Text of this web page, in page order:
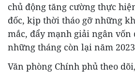
chủ động tăng cường thực
đốc, kịp thời tháo gỡ những
mắc, đẩy mạnh giải ngân vốn
những tháng còn lại năm
Văn phòng Chính phủ theo